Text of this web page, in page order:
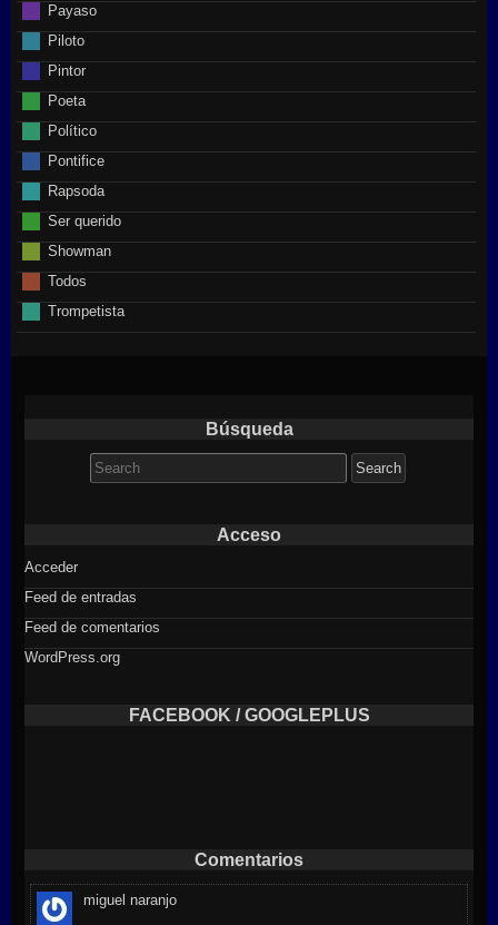
Payaso
Piloto
Pintor
Poeta
Político
Pontifice
Rapsoda
Ser querido
Showman
Todos
Trompetista
Búsqueda
Search
for:
Acceso
Acceder
Feed de entradas
Feed de comentarios
WordPress.org
FACEBOOK / GOOGLEPLUS
Comentarios
miguel naranjo